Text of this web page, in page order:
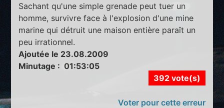
Sachant qu'une simple grenade peut tuer un
homme, survivre face à l'explosion d'une mine
marine qui détruit une maison entière paraît un
peu irrationnel.
Ajoutée le 23.08.2009
Minutage : 01:53:05
392 vote(s)
Voter pour cette erreur